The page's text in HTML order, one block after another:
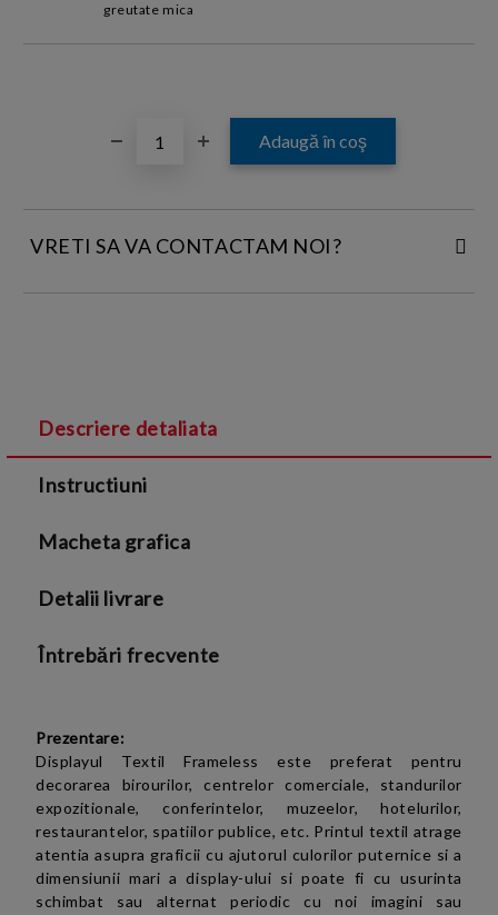
greutate mica
VRETI SA VA CONTACTAM NOI?
Politica de confidentialitate
Descriere detaliata
Instructiuni
Macheta grafica
Detalii livrare
Întrebări frecvente
Prezentare:
Displayul Textil Frameless este preferat pentru
decorarea birourilor, centrelor comerciale, standurilor
expozitionale, conferintelor, muzeelor, hotelurilor,
restaurantelor, spatiilor publice, etc. Printul textil atrage
atentia asupra graficii cu ajutorul culorilor puternice si a
dimensiunii mari a display-ului si poate fi cu usurinta
schimbat sau alternat periodic cu noi imagini sau